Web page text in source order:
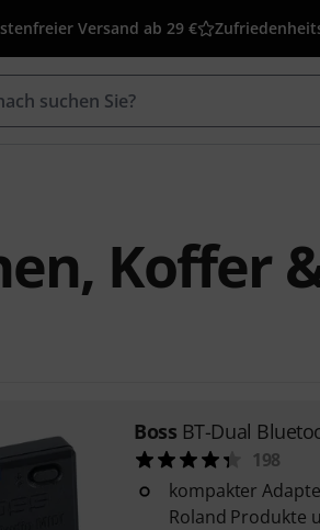
Versand ab 29 €
Koffer
Boss BT-Dual
198
kompakter
Roland Produkte